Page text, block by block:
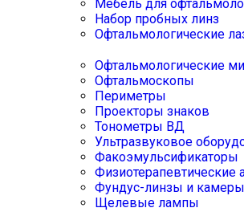
Мебель для
Набор пробных линз
Офтальмологические
Офтальмологические
Офтальмоскопы
Периметры
Проекторы знаков
Тонометры ВД
Ультразвуковое
Факоэмульсификаторы
Физиотерапевтические
Фундус-линзы и камеры
Щелевые лампы